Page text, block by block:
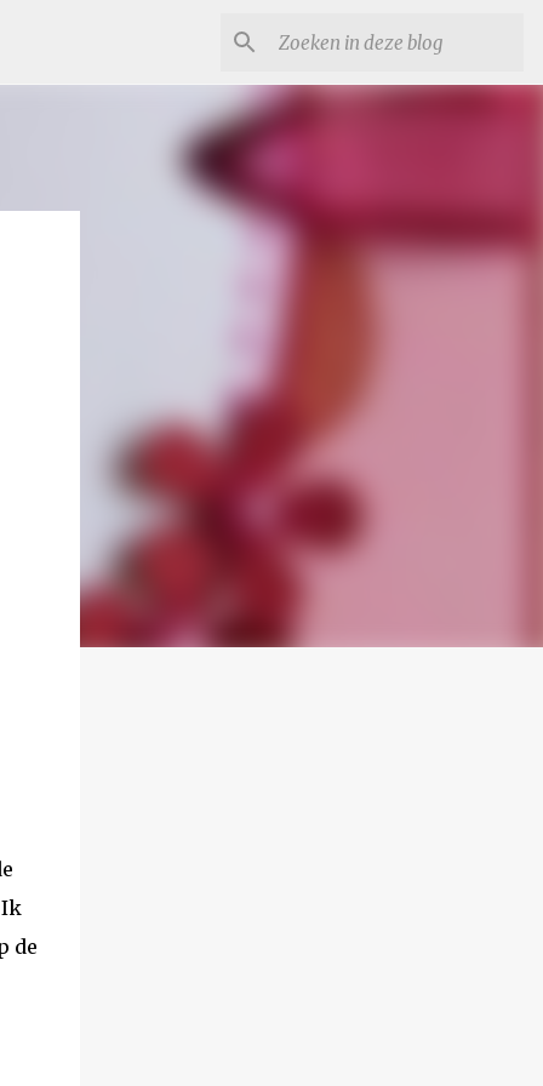
Ik
de